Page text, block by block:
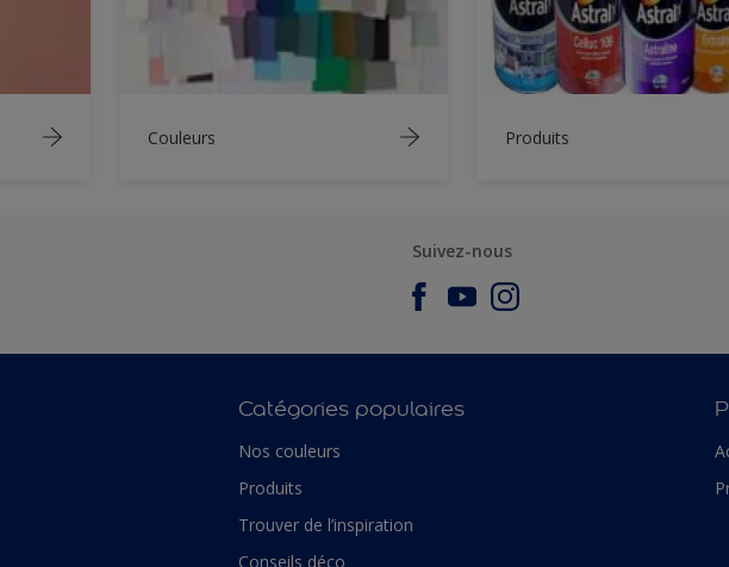
Couleurs Produits
Suivez-nous
Catégories populaires
Nos couleurs
Produits
Trouver de l’inspiration
Conseils déco